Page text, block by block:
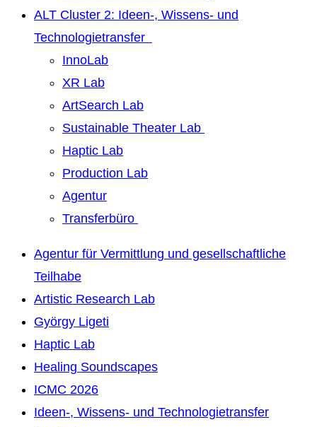
ALT Cluster 2: Ideen-, Wissens- und
Technologietransfer
InnoLab
XR Lab
ArtSearch Lab
Sustainable Theater Lab
Haptic Lab
Production Lab
Agentur
Transferbüro
Agentur für Vermittlung und gesellschaftliche
Teilhabe
Artistic Research Lab
György Ligeti
Haptic Lab
Healing Soundscapes
ICMC 2026
Ideen-, Wissens- und Technologietransfer